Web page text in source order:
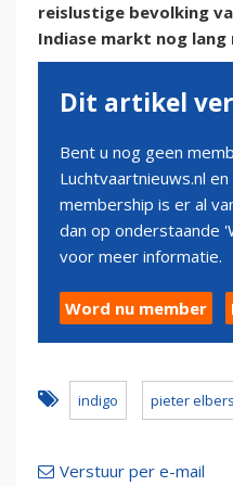
reislustige bevolking
Indiase markt nog
Dit artikel
Bent u nog geen
Luchtvaartnieuws.nl
membership is er al
dan op onderstaande
voor meer informatie.
Word nu member
indigo pieter elbers
Verstuur per e-mail